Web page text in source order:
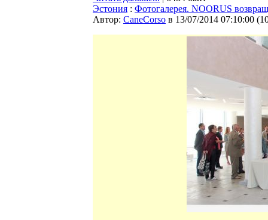
Эстония : Фотогалерея. NOORUS
Автор: CaneCorso в 13/07/2014 07:10:00 (